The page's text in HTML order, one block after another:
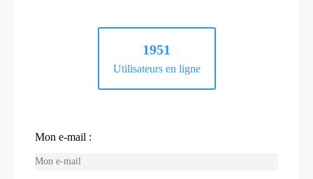
1951
Utilisateurs en ligne
Mon e-mail :